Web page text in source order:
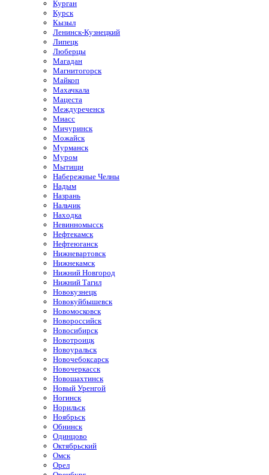
Курган
Курск
Кызыл
Ленинск-Кузнецкий
Липецк
Люберцы
Магадан
Магнитогорск
Майкоп
Махачкала
Мацеста
Междуреченск
Миасс
Мичуринск
Можайск
Мурманск
Муром
Мытищи
Набережные Челны
Надым
Назрань
Нальчик
Находка
Невинномысск
Нефтекамск
Нефтеюганск
Нижневартовск
Нижнекамск
Нижний Новгород
Нижний Тагил
Новокузнецк
Новокуйбышевск
Новомосковск
Новороссийск
Новосибирск
Новотроицк
Новоуральск
Новочебоксарск
Новочеркасск
Новошахтинск
Новый Уренгой
Ногинск
Норильск
Ноябрьск
Обнинск
Одинцово
Октябрьский
Омск
Орел